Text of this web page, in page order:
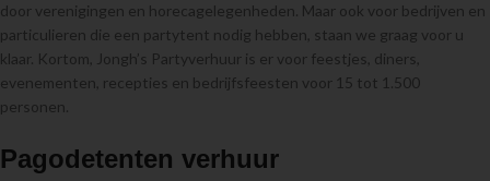
door verenigingen en horecagelegenheden. Maar ook voor bedrijven en
particulieren die een partytent nodig hebben, staan we graag voor u
klaar. Kortom, Jongh’s Partyverhuur is er voor feestjes, diners,
evenementen, recepties en bedrijfsfeesten voor 15 tot 1.500
personen.
Pagodetenten verhuur